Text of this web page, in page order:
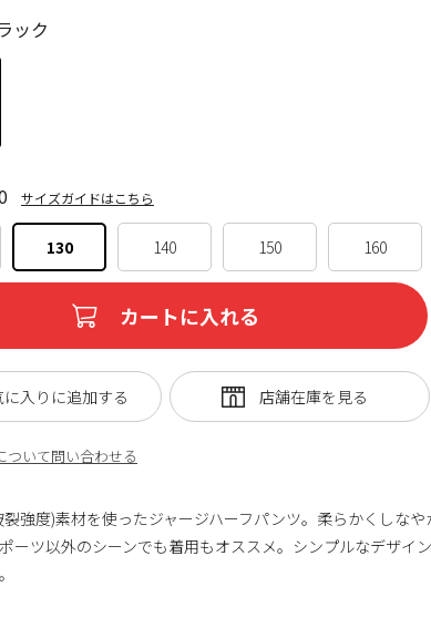
ック
130 140 150 160
サイズガイドはこちら
カートに入れる
ついて問い合わせる
に入りに追加する
強度)素材を使ったジャージハーフパンツ。柔らかくしなや
ーツ以外のシーンでも着用もオススメ。シンプルなデザイ